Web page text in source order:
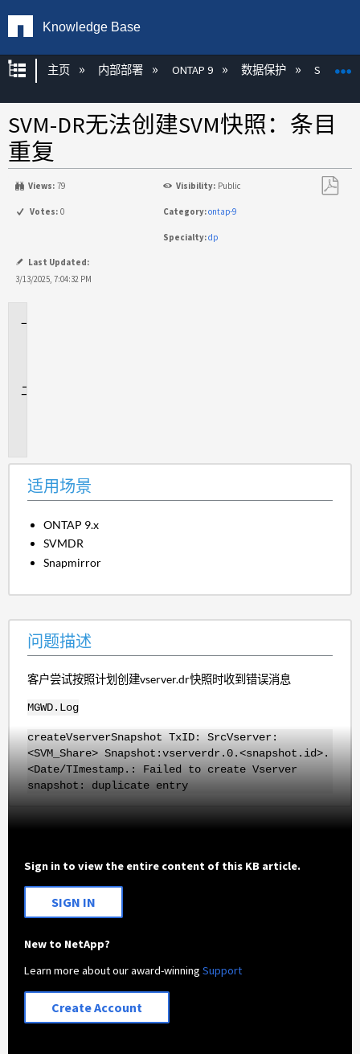
Knowledge Base
扩展/隐缩全局层次
主页 内部部署 ONTAP 9 数据保护
SVM-DR无法创建SVM快照：条目
重复
Views: 79 Visibility: Public
Votes: 0 Category:ontap-9
Specialty:dp
Last Updated:
3/13/2025, 7:04:32 PM
适用场景
ONTAP 9.x
SVMDR
Snapmirror
问题描述
客户尝试按照计划创建vserver.dr快照时收到错误消息
MGWD.Log
createVserverSnapshot TxID: SrcVserver:
<SVM_Share> Snapshot:vserverdr.0.<snapshot.id>.
<Date/TImestamp.: Failed to create Vserver
snapshot: duplicate entry
Sign in to view the entire content of this KB article.
SIGN IN
New to NetApp?
Learn more about our award-winningSupport
Create Account